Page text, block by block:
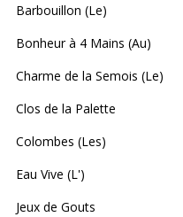
Barbouillon (Le)
Bonheur à 4 Mains (Au)
Charme de la Semois (Le)
Clos de la Palette
Colombes (Les)
Eau Vive (L')
Jeux de Gouts